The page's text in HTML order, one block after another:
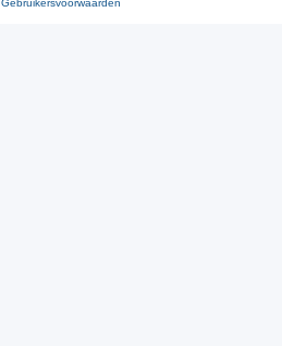
Gebruikersvoorwaarden